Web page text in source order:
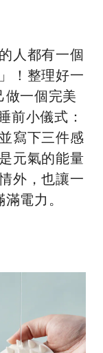
人都有一個
！整理好一
做一個完美
前小儀式：
並寫下三件感
元氣的能量
外，也讓一
電力。